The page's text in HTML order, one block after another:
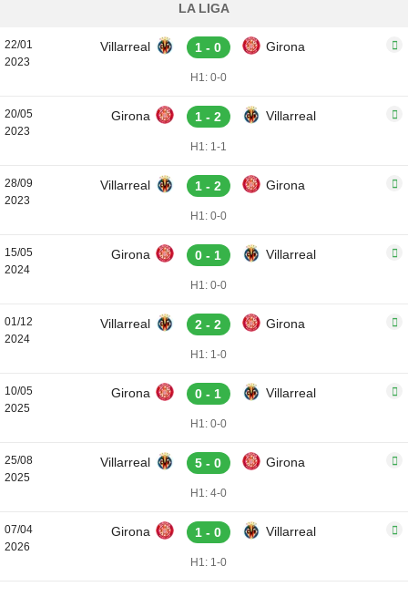
LA LIGA
22/01
2023
Villarreal 1 - 0 Girona
H1: 0-0
20/05
2023
Girona 1 - 2 Villarreal
H1: 1-1
28/09
2023
Villarreal 1 - 2 Girona
H1: 0-0
15/05
2024
Girona 0 - 1 Villarreal
H1: 0-0
01/12
2024
Villarreal 2 - 2 Girona
H1: 1-0
10/05
2025
Girona 0 - 1 Villarreal
H1: 0-0
25/08
2025
Villarreal 5 - 0 Girona
H1: 4-0
07/04
2026
Girona 1 - 0 Villarreal
H1: 1-0